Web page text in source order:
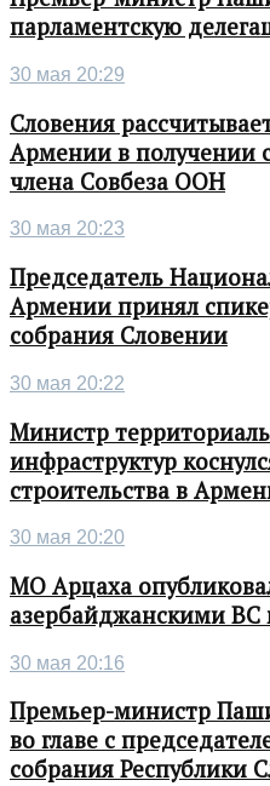
парламентскую
30 мая 20:29
Словения
Армении в получении
члена Совбеза ООН
30 мая 20:23
Председатель
Армении принял
собрания Словении
30 мая 20:22
Министр
инфраструктур
строительства в
30 мая 20:20
МО Арцаха
азербайджанскими
30 мая 20:16
Премьер-министр
во главе с
собрания Республики